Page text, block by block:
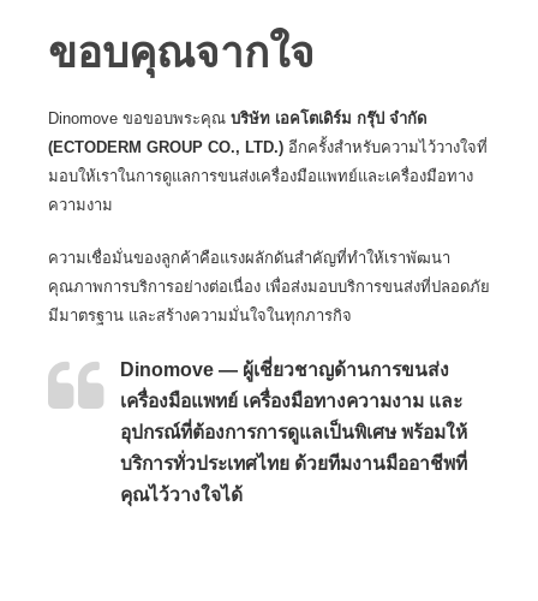
ขอบคุณจากใจ
Dinomove ขอขอบพระคุณ บริษัท เอคโตเดิร์ม กรุ๊ป จำกัด
(ECTODERM GROUP CO., LTD.) อีกครั้งสำหรับความไว้วางใจที่
มอบให้เราในการดูแลการขนส่งเครื่องมือแพทย์และเครื่องมือทาง
ความงาม
ความเชื่อมั่นของลูกค้าคือแรงผลักดันสำคัญที่ทำให้เราพัฒนา
คุณภาพการบริการอย่างต่อเนื่อง เพื่อส่งมอบบริการขนส่งที่ปลอดภัย
มีมาตรฐาน และสร้างความมั่นใจในทุกภารกิจ
Dinomove — ผู้เชี่ยวชาญด้านการขนส่ง
เครื่องมือแพทย์ เครื่องมือทางความงาม และ
อุปกรณ์ที่ต้องการการดูแลเป็นพิเศษ พร้อมให้
บริการทั่วประเทศไทย ด้วยทีมงานมืออาชีพที่
คุณไว้วางใจได้